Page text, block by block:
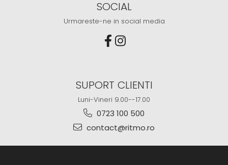
SOCIAL
Urmareste-ne in social media
SUPORT CLIENTI
Luni-Vineri 9.00--17.00
0723 100 500
contact@ritmo.ro